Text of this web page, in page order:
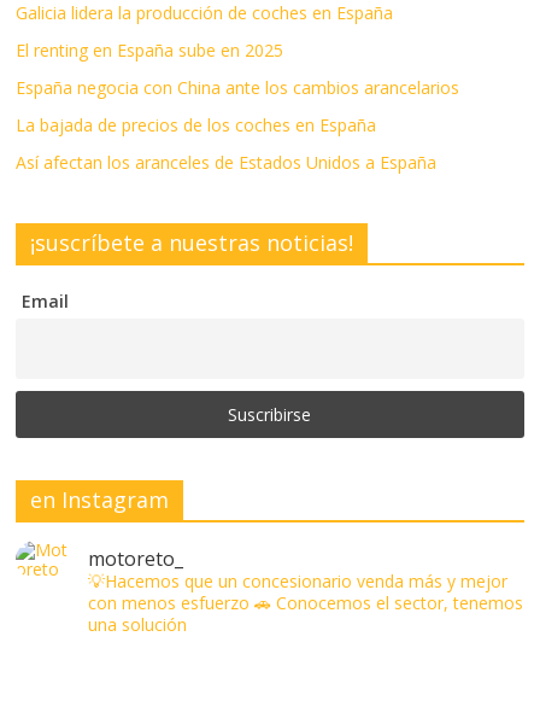
Galicia lidera la producción de coches en España
El renting en España sube en 2025
España negocia con China ante los cambios arancelarios
La bajada de precios de los coches en España
Así afectan los aranceles de Estados Unidos a España
¡suscríbete a nuestras noticias!
Email
en Instagram
motoreto_
💡Hacemos que un concesionario venda más y mejor
con menos esfuerzo 🚗 Conocemos el sector, tenemos
una solución